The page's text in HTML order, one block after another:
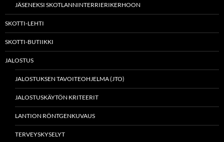
JÄSENEKSI SKOTLANNINTERRIERIKERHOON
SKOTTI-LEHTI
SKOTTI-BUTIIKKI
JALOSTUS
JALOSTUKSEN TAVOITEOHJELMA (JTO)
JALOSTUSKÄYTÖN KRITEERIT
LANTION RÖNTGENKUVAUS
TERVEYSKYSELYT